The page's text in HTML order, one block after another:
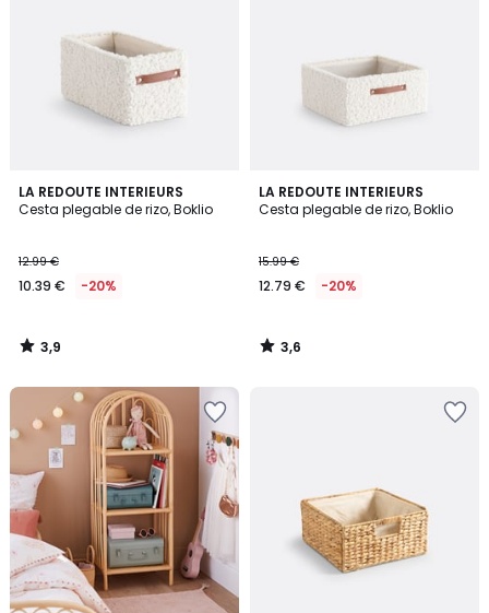
LA REDOUTE INTERIEURS
Cesta plegable de rizo, Boklio
12.99 €
10.39 € -20%
3,9
/ 5
3,9
/
LA REDOUTE INTERIEURS
Cesta plegable de rizo, Boklio
15.99 €
12.79 € -20%
3,6
/ 5
3,6
/